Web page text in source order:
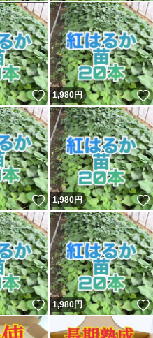
いいね！
1,980円
いいね！
1,980円
いいね！
1,980円